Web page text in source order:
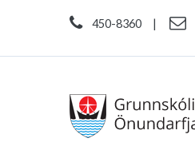
450-8360 |